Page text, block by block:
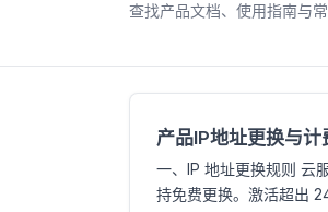
查找产品文档、使用指南与
产品IP地址更换与计
一、IP 地址更换规则 云
持免费更换。激活超出